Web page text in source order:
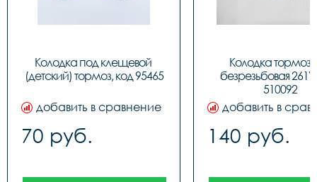
Колодка под клещевой
(детский) тормоз, код 95465
добавить в сравнение
70 руб.
Колодка
безрезьбовая
510092
добавить в
140 руб.